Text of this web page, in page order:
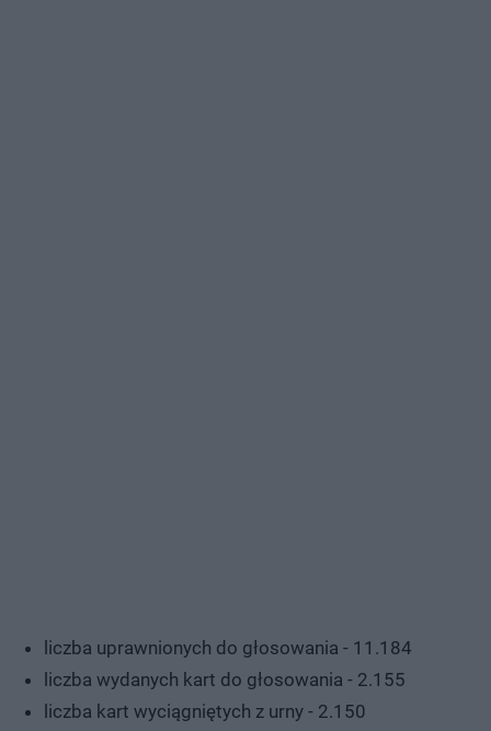
liczba uprawnionych do głosowania - 11.184
liczba wydanych kart do głosowania - 2.155
liczba kart wyciągniętych z urny - 2.150